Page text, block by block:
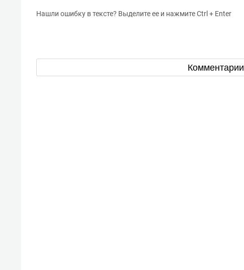
Нашли ошибку в тексте? Выделите ее и нажмите Ctrl + Enter
Комментарии